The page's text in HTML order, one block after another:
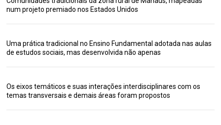
num projeto premiado nos Estados Unidos
Uma prática tradicional no Ensino Fundamental adotada nas aulas
de estudos sociais, mas desenvolvida não apenas
Os eixos temáticos e suas interações interdisciplinares com os
temas transversais e demais áreas foram propostos